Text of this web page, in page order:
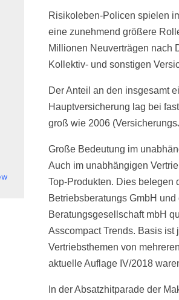
Risikoleben-Policen spielen
eine zunehmend größere
Millionen Neuverträgen nach
Kollektiv- und sonstigen
Der Anteil an den insgesamt
Hauptversicherung lag bei
groß wie 2006
Große Bedeutung im
Auch im unabhängigen
Top-Produkten. Dies belegen
Betriebsberatungs GmbH
Beratungsgesellschaft mbH
Asscompact Trends. Basis
Vertriebsthemen von
aktuelle Auflage IV/2018
In der Absatzhitparade der